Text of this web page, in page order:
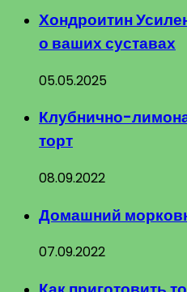
Хондроитин
о ваших суставах
05.05.2025
Клубнично-
торт
08.09.2022
Домашний
07.09.2022